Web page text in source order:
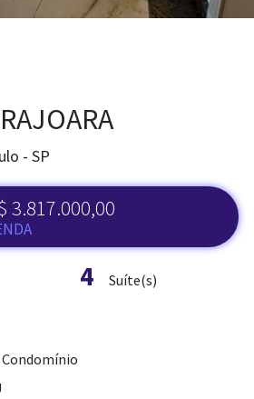
ANUNCIAR IMÓVEL
- SP
3.817.000,00
4 Suíte(s)
Condomínio